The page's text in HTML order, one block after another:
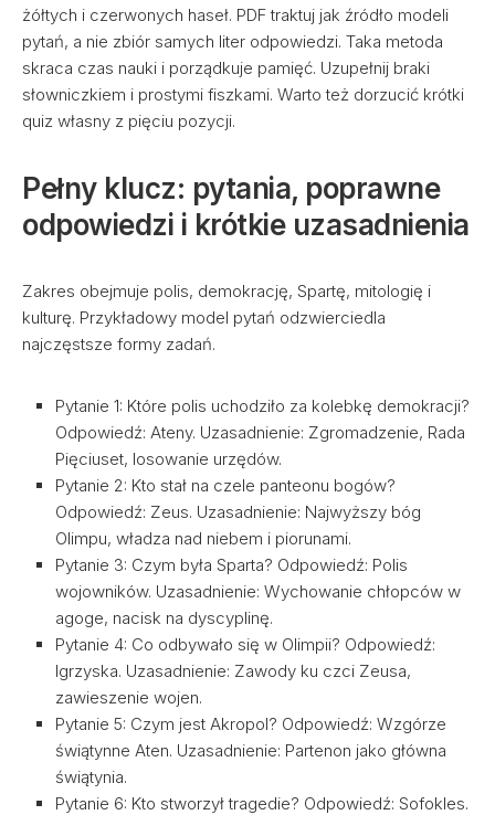
żółtych i czerwonych haseł. PDF traktuj jak źródło modeli
pytań, a nie zbiór samych liter odpowiedzi. Taka metoda
skraca czas nauki i porządkuje pamięć. Uzupełnij braki
słowniczkiem i prostymi fiszkami. Warto też dorzucić krótki
quiz własny z pięciu pozycji.
Pełny klucz: pytania, poprawne
odpowiedzi i krótkie uzasadnienia
Zakres obejmuje polis, demokrację, Spartę, mitologię i
kulturę. Przykładowy model pytań odzwierciedla
najczęstsze formy zadań.
Pytanie 1: Które polis uchodziło za kolebkę demokracji?
Odpowiedź: Ateny. Uzasadnienie: Zgromadzenie, Rada
Pięciuset, losowanie urzędów.
Pytanie 2: Kto stał na czele panteonu bogów?
Odpowiedź: Zeus. Uzasadnienie: Najwyższy bóg
Olimpu, władza nad niebem i piorunami.
Pytanie 3: Czym była Sparta? Odpowiedź: Polis
wojowników. Uzasadnienie: Wychowanie chłopców w
agoge, nacisk na dyscyplinę.
Pytanie 4: Co odbywało się w Olimpii? Odpowiedź:
Igrzyska. Uzasadnienie: Zawody ku czci Zeusa,
zawieszenie wojen.
Pytanie 5: Czym jest Akropol? Odpowiedź: Wzgórze
świątynne Aten. Uzasadnienie: Partenon jako główna
świątynia.
Pytanie 6: Kto stworzył tragedie? Odpowiedź: Sofokles.